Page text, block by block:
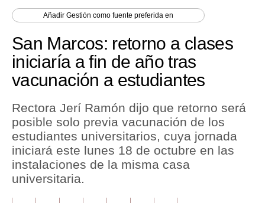
Economía
Mercados
Política
Tu Dinero
Finanzas Personales
AñadirGestión como fuente preferida en
San Marcos: retorno a clases
iniciaría a fin de año tras
vacunación a estudiantes
Rectora Jerí Ramón dijo que retorno será
posible solo previa vacunación de los
estudiantes universitarios, cuya jornada
iniciará este lunes 18 de octubre en las
instalaciones de la misma casa
universitaria.